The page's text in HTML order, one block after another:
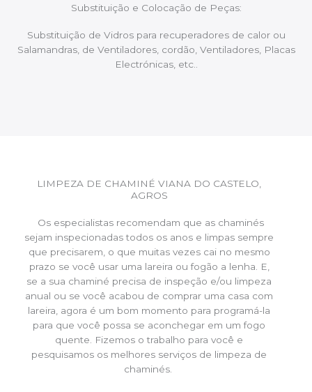
Substituição e Colocação de Peças:
Substituição de Vidros para recuperadores de calor ou
Salamandras, de Ventiladores, cordão, Ventiladores, Placas
Electrónicas, etc..
LIMPEZA DE CHAMINÉ VIANA DO CASTELO,
AGROS
Os especialistas recomendam que as chaminés
sejam inspecionadas todos os anos e limpas sempre
que precisarem, o que muitas vezes cai no mesmo
prazo se você usar uma lareira ou fogão a lenha. E,
se a sua chaminé precisa de inspeção e/ou limpeza
anual ou se você acabou de comprar uma casa com
lareira, agora é um bom momento para programá-la
para que você possa se aconchegar em um fogo
quente. Fizemos o trabalho para você e
pesquisamos os melhores serviços de limpeza de
chaminés.